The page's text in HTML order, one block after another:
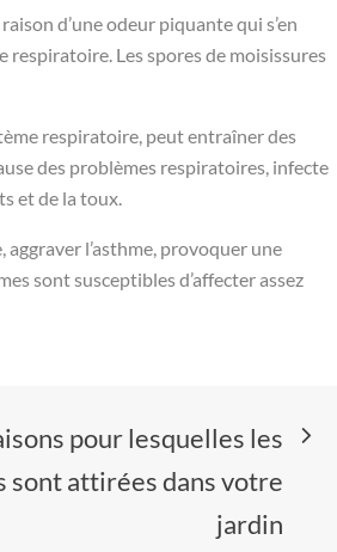
d’une odeur piquante qui s’en
respiratoire. Les spores de moisissures
respiratoire, peut entraîner des
des problèmes respiratoires, infecte
et de la toux.
l’asthme, provoquer une
sont susceptibles d’affecter assez
pour lesquelles les
sont attirées dans votre
jardin